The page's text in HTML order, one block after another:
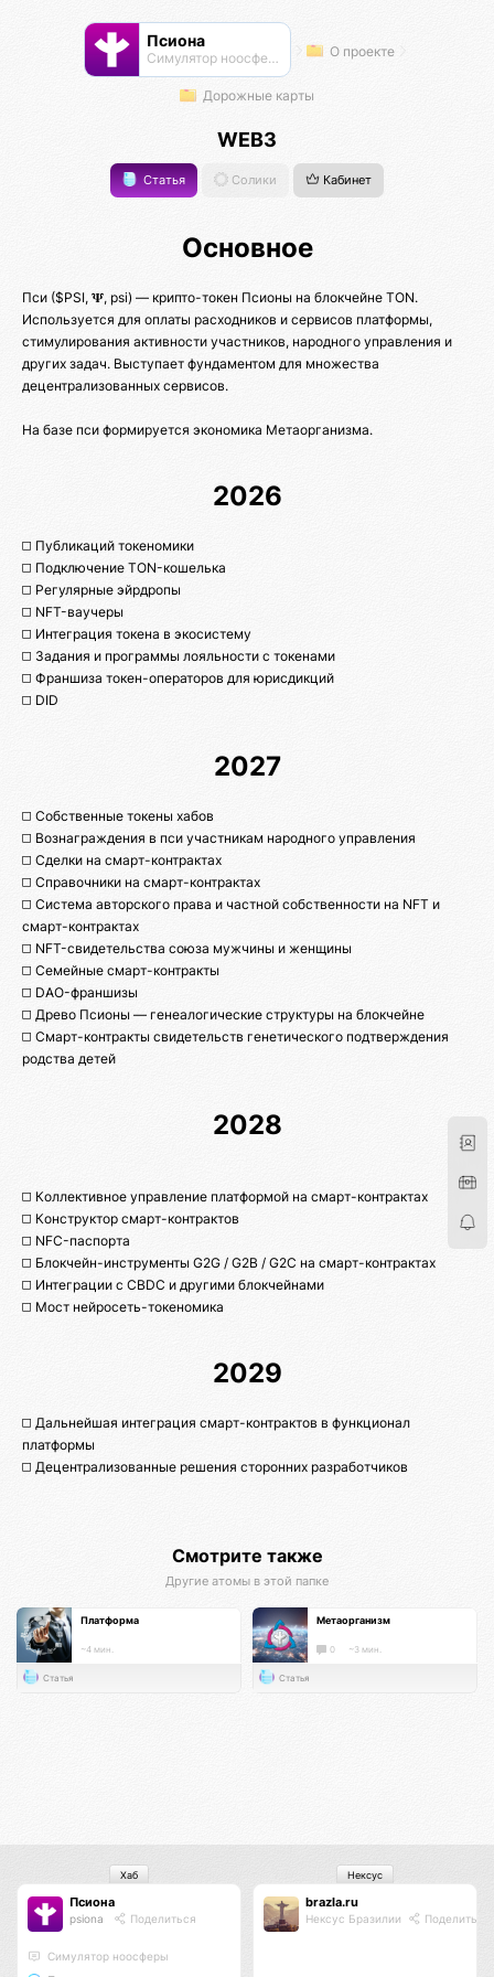
Псиона
Cимулятор ноосферы О проекте
Дорожные карты
WEB3
Статья Солики Кабинет
Основное
Пси ($PSI, 𝚿, psi) — крипто-токен Псионы на блокчейне TON.
Используется для оплаты расходников и сервисов платформы,
стимулирования активности участников, народного управления и
других задач. Выступает фундаментом для множества
децентрализованных сервисов.
На базе пси формируется экономика Метаорганизма.
2026
◻️ Публикаций токеномики
◻️ Подключение TON-кошелька
◻️ Регулярные эйрдропы
◻️ NFT-ваучеры
◻️ Интеграция токена в экосистему
◻️ Задания и программы лояльности с токенами
◻️ Франшиза токен-операторов для юрисдикций
◻️ DID
2027
◻️ Собственные токены хабов
◻️ Вознаграждения в пси участникам народного управления
◻️ Сделки на смарт-контрактах
◻️ Справочники на смарт-контрактах
◻️ Система авторского права и частной собственности на NFT и
смарт-контрактах
◻️ NFT-свидетельства союза мужчины и женщины
◻️ Семейные смарт-контракты
◻️ DAO-франшизы
◻️ Древо Псионы — генеалогические структуры на блокчейне
◻️ Смарт-контракты свидетельств генетического подтверждения
родства детей
2028
◻️ Коллективное управление платформой на смарт-контрактах
◻️ Конструктор смарт-контрактов
◻️ NFC-паспорта
◻️ Блокчейн-инструменты G2G / G2B / G2C на смарт-контрактах
◻️ Интеграции с CBDC и другими блокчейнами
◻️ Мост нейросеть-токеномика
2029
◻️ Дальнейшая интеграция смарт-контрактов в функционал
платформы
◻️ Децентрализованные решения сторонних разработчиков
Смотрите также
Другие атомы в этой папке
Платформа
~4 мин.
Статья
Метаорганизм
0 ~3 мин.
Статья
Псиона
psiona Поделиться
Cимулятор ноосферы
Хаб
brazla.ru
Нексус Бразилии Поделиться
Нексус